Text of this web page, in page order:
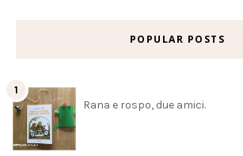
POPULAR POSTS
Rana e rospo, due amici.